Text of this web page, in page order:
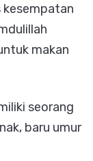
kesempatan
makan
seorang
baru umur